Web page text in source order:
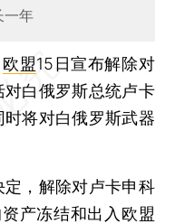
一年
欧盟15日宣布解除对
白俄罗斯总统卢卡
将对白俄罗斯武器
，解除对卢卡申科
产冻结和出入欧盟